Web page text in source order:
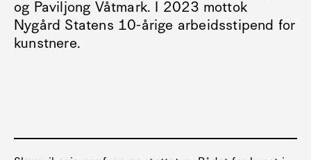
og Paviljong Våtmark. I 2023 mottok
Nygård Statens 10-årige arbeidsstipend for
kunstnere.